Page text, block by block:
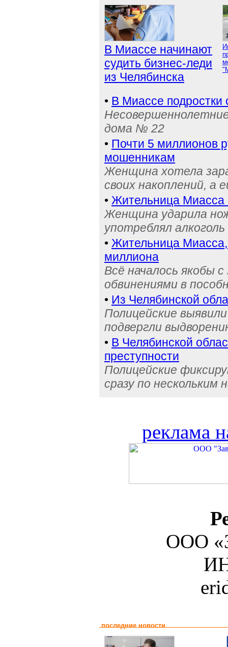
В Миассе начинают
судить бизнес-леди
из Челябинска
• В Миассе подростки
дома № 22
• Почти 5 миллионов
мошенникам
Женщина хотела
своих накоплений, а
• Жительница Миасса
Женщина ударила
употреблял
• Жительница
миллиона
Всё началось якобы
обвинениями в
• Из Челябинской
Полицейские
подвергли
• В Челябинской
преступности
Полицейские
сразу по нескольким
реклама
ООО
последние новости